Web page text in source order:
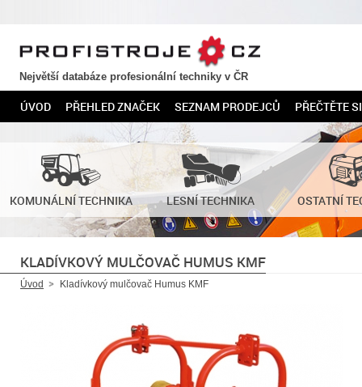
PROFISTROJE.CZ
Největší databáze profesionální techniky v ČR
ÚVOD PŘEHLED ZNAČEK SEZNAM PRODEJCŮ PŘEČTĚTE SI
KOMUNÁLNÍ TECHNIKA LESNÍ TECHNIKA OSTATNÍ
KLADÍVKOVÝ MULČOVAČ HUMUS KMF
Úvod Kladívkový mulčovač Humus KMF